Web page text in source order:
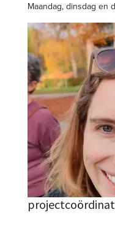
Maandag, dinsdag en